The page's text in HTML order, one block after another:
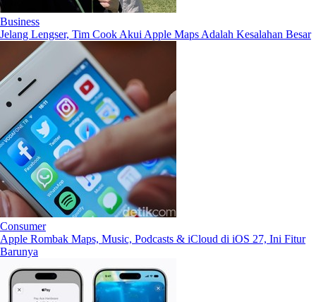
Business
Jelang Lengser, Tim Cook Akui Apple Maps Adalah Kesalahan Besar
Consumer
Apple Rombak Maps, Music, Podcasts & iCloud di iOS 27, Ini Fitur
Barunya